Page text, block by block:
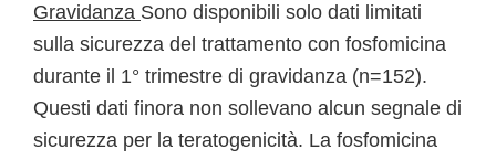
Gravidanza Sono disponibili solo dati limitati
sulla sicurezza del trattamento con fosfomicina
durante il 1° trimestre di gravidanza (n=152).
Questi dati finora non sollevano alcun segnale di
sicurezza per la teratogenicità. La fosfomicina